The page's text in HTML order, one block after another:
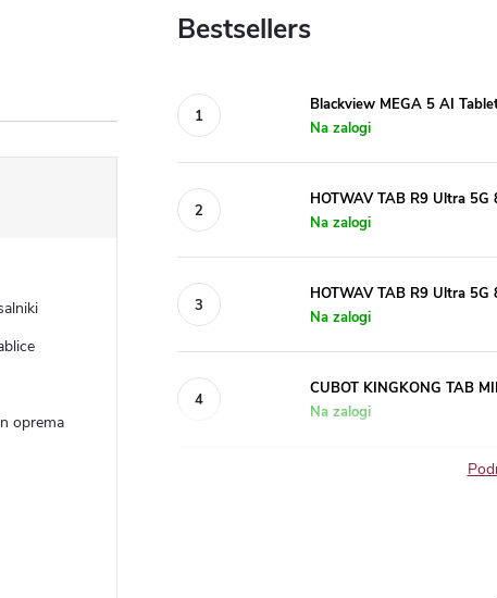
oprema
Bestsellers
Blackview MEGA 5 AI
Na zalogi
HOTWAV TAB R9 Ultra 5G
Na zalogi
HOTWAV TAB R9 Ultra 5G
Na zalogi
CUBOT KINGKONG TAB
Na zalogi